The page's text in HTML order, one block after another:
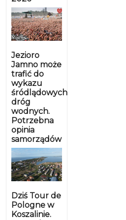
Jezioro
Jamno może
trafić do
wykazu
śródlądowych
dróg
wodnych.
Potrzebna
opinia
samorządów
Dziś Tour de
Pologne w
Koszalinie.